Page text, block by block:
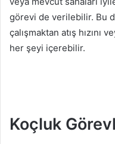
görevi de verilebilir. Bu
çalışmaktan atış
her şeyi içerebilir.
Koçluk